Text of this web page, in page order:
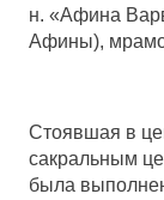
н. «Афина
Афины),
Стоявшая в
сакральным
была